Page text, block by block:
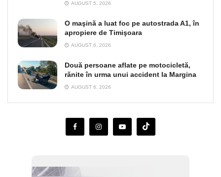
AUGUST 5, 2026
O maşină a luat foc pe autostrada A1, în
apropiere de Timişoara
AUGUST 6, 2026
Două persoane aflate pe motocicletă,
rănite în urma unui accident la Margina
AUGUST 6, 2026